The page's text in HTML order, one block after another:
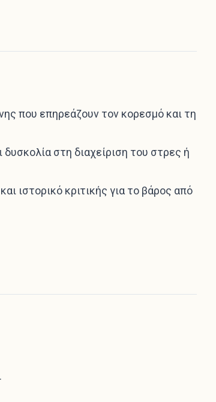
που επηρεάζουν τον κορεσμό και τη
στη διαχείριση του στρες ή
ιστορικό κριτικής για το βάρος από